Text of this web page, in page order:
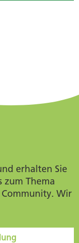
erhalten Sie
zum Thema
Community. Wir